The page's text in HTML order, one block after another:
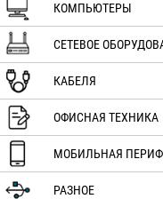
КОМПЬЮТЕРЫ
СЕТЕВОЕ
КАБЕЛЯ
ОФИСНАЯ ТЕХНИКА
МОБИЛЬНАЯ
РАЗНОЕ